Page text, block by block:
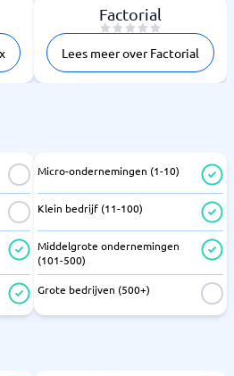
Factorial
Lees meer over Factorial
Micro-ondernemingen (1-10)
Klein bedrijf (11-100)
Middelgrote ondernemingen
(101-500)
Grote bedrijven (500+)